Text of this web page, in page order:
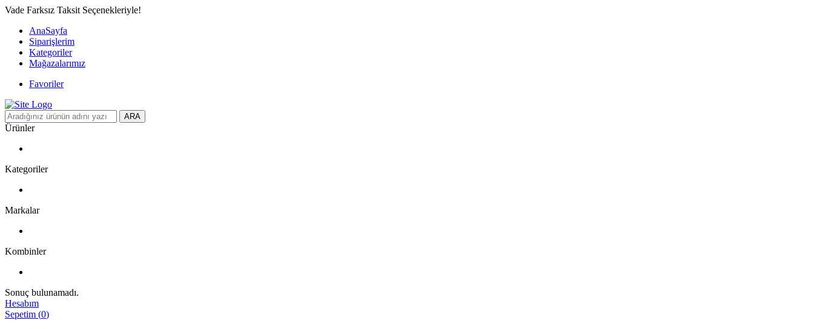
Vade Farksız Taksit Seçenekleriyle!
AnaSayfa
Siparişlerim
Kategoriler
Mağazalarımız
Favoriler
ARA
Ürünler
Kategoriler
Markalar
Kombinler
Sonuç bulunamadı.
Hesabım
Sepetim (0)